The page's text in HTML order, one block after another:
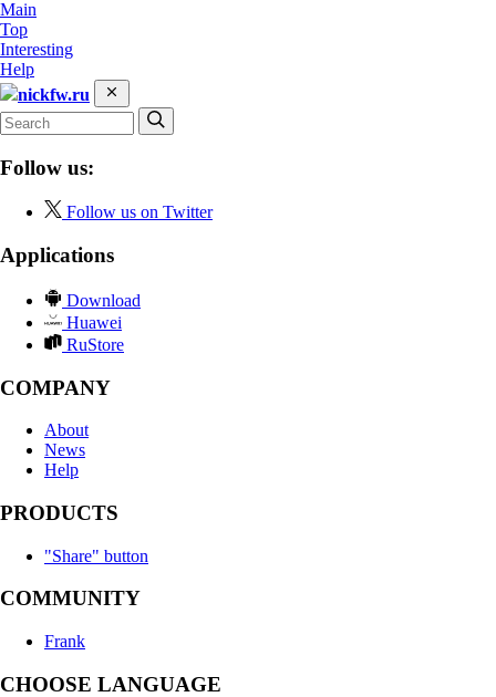
Main
Top
Interesting
Help
nickfw.ru
Follow us:
Follow us on Twitter
Applications
Download
Huawei
RuStore
COMPANY
About
News
Help
PRODUCTS
"Share" button
COMMUNITY
Frank
CHOOSE LANGUAGE